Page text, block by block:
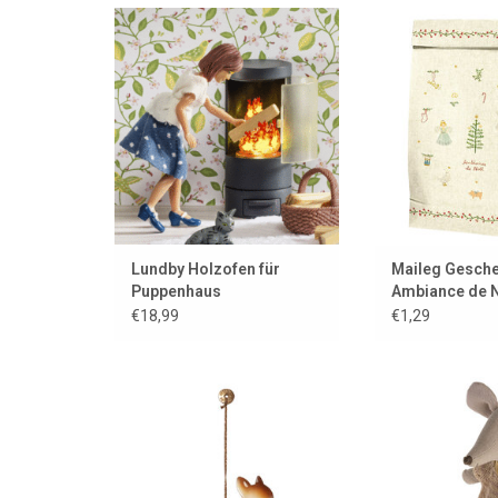
Lundby Holzofen für das
Puppenhaus oder Mäusehaus
ZUM WARENKORB HINZUFÜGEN
Lundby Holzofen für
Puppenhaus
€18,99
Wir
ZUM
Maileg
Ambiance de
€1,29
Bambi für den Weihnachtsbaum,
oder an einem anderen schönen
Ort.
ZUM WARENKORB HINZUFÜGEN
Holztisch mit
Maileg-
ZUM